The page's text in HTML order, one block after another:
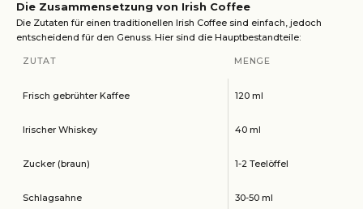
Die Zusammensetzung von Irish Coffee
Die Zutaten für einen traditionellen Irish Coffee sind einfach, jedoch
entscheidend für den Genuss. Hier sind die Hauptbestandteile:
ZUTAT MENGE
Frisch gebrühter Kaffee 120 ml
Irischer Whiskey 40 ml
Zucker (braun) 1-2 Teelöffel
Schlagsahne 30-50 ml